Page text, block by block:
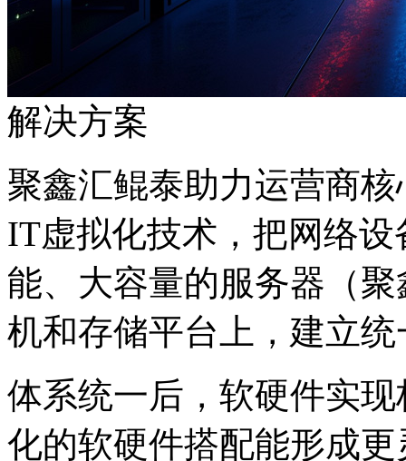
解决方案
聚鑫汇鲲泰助力运营商核
IT虚拟化技术，把网络
能、大容量的服务器（
机和存储平台上，建立
体系统一后，软硬件实
化的软硬件搭配能形成